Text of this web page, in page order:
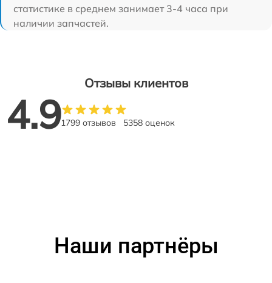
статистике в среднем занимает 3-4 часа при
наличии запчастей.
Отзывы клиентов
4.91799 отзывов 5358 оценок
Наши партнёры